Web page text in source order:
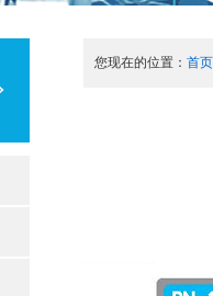
您现在的位置： 首页